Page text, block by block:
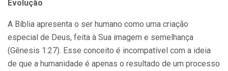
Evolução
A Bíblia apresenta o ser humano como uma criação
especial de Deus, feita à Sua imagem e semelhança
(Gênesis 1:27). Esse conceito é incompatível com a ideia
de que a humanidade é apenas o resultado de um processo